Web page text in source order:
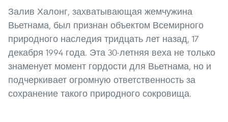
Залив Халонг, захватывающая жемчужина
Вьетнама, был признан объектом Всемирного
природного наследия тридцать лет назад, 17
декабря 1994 года. Эта 30-летняя веха не только
знаменует момент гордости для Вьетнама, но и
подчеркивает огромную ответственность за
сохранение такого природного сокровища.